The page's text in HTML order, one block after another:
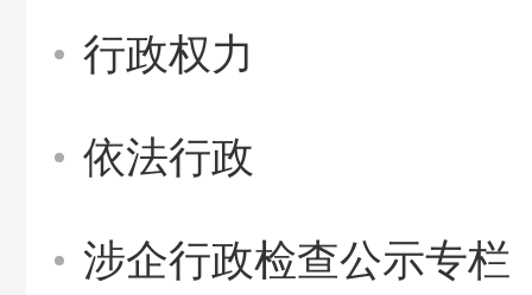
行政权力
依法行政
涉企行政检查公示专栏